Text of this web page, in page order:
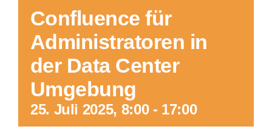
Confluence für
Administratoren in
der Data Center
Umgebung
25. Juli 2025, 8:00- 17:00